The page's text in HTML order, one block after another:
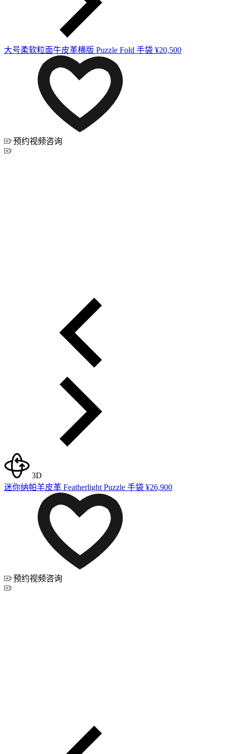
大号柔软粒面牛皮革横版 Puzzle Fold 手袋 ¥20,500
预约视频咨询
3D
迷你纳帕羊皮革 Featherlight Puzzle 手袋 ¥26,900
预约视频咨询